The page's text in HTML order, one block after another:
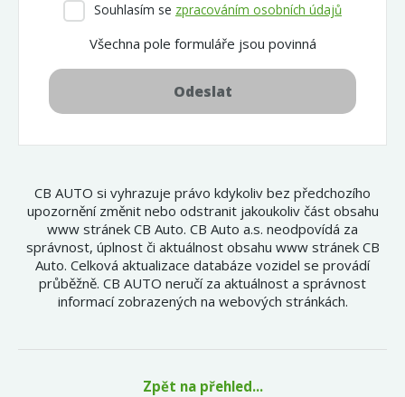
Souhlasím se zpracováním osobních údajů
Všechna pole formuláře jsou povinná
Odeslat
CB AUTO si vyhrazuje právo kdykoliv bez předchozího
upozornění změnit nebo odstranit jakoukoliv část obsahu
www stránek CB Auto. CB Auto a.s. neodpovídá za
správnost, úplnost či aktuálnost obsahu www stránek CB
Auto. Celková aktualizace databáze vozidel se provádí
průběžně. CB AUTO neručí za aktuálnost a správnost
informací zobrazených na webových stránkách.
Zpět na přehled...